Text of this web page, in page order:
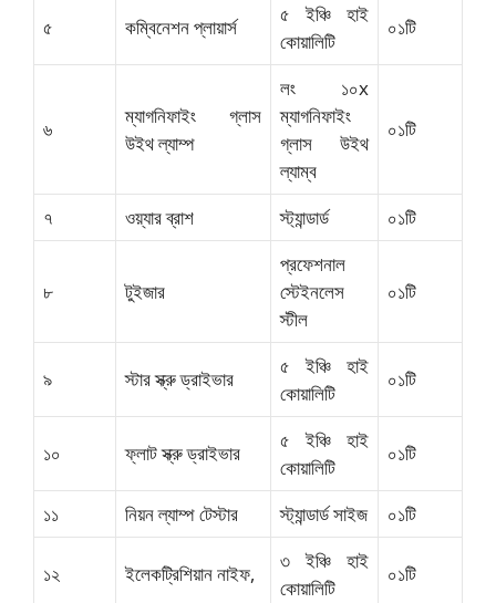
৫ কম্বিনেশন প্লায়ার্স
৫ ইঞ্চি হাই
কোয়ালিটি
০১টি
৬
ম্যাগনিফাইং গ্লাস
উইথ ল্যাম্প
লং ১০x
ম্যাগনিফাইং
গ্লাস উইথ
ল্যাম্ব
০১টি
৭ ওয়্যার ব্রাশ স্ট্যান্ডার্ড ০১টি
৮ টুইজার
প্রফেশনাল
স্টেইনলেস
স্টীল
০১টি
৯ স্টার স্ক্রু ড্রাইভার
৫ ইঞ্চি হাই
কোয়ালিটি
০১টি
১০ ফ্লাট স্ক্রু ড্রাইভার
৫ ইঞ্চি হাই
কোয়ালিটি
০১টি
১১ নিয়ন ল্যাম্প টেস্টার স্ট্যান্ডার্ড সাইজ ০১টি
১২ ইলেকট্রিশিয়ান নাইফ,
৩ ইঞ্চি হাই
কোয়ালিটি
০১টি